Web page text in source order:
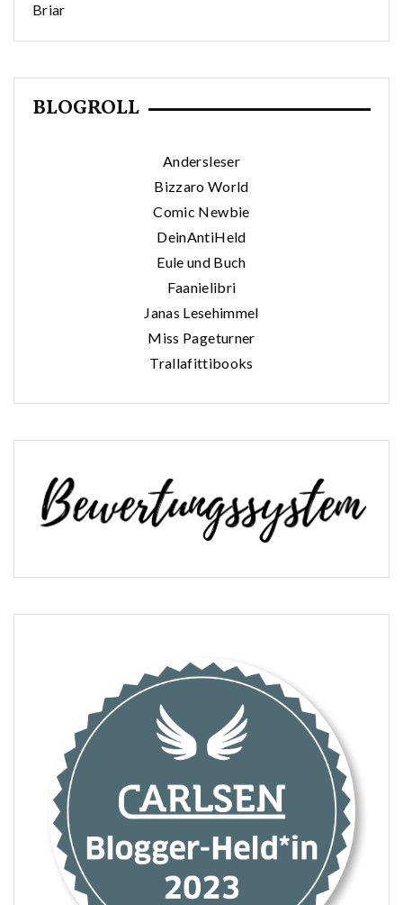
Briar
BLOGROLL
Andersleser
Bizzaro World
Comic Newbie
DeinAntiHeld
Eule und Buch
Faanielibri
Janas Lesehimmel
Miss Pageturner
Trallafittibooks